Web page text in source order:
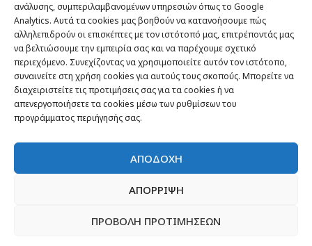
ανάλυσης, συμπεριλαμβανομένων υπηρεσιών όπως το Google
Analytics. Αυτά τα cookies μας βοηθούν να κατανοήσουμε πώς
αλληλεπιδρούν οι επισκέπτες με τον ιστότοπό μας, επιτρέποντάς μας
να βελτιώσουμε την εμπειρία σας και να παρέχουμε σχετικό
περιεχόμενο. Συνεχίζοντας να χρησιμοποιείτε αυτόν τον ιστότοπο,
συναινείτε στη χρήση cookies για αυτούς τους σκοπούς. Μπορείτε να
διαχειριστείτε τις προτιμήσεις σας για τα cookies ή να
απενεργοποιήσετε τα cookies μέσω των ρυθμίσεων του
προγράμματος περιήγησής σας.
ΑΠΟΔΟΧΗ
ΑΠΟΡΡΙΨΗ
ΠΡΟΒΟΛΗ ΠΡΟΤΙΜΗΣΕΩΝ
Οργάνωσε το ταξίδι σου
CITY and CULTURE
Newsletter